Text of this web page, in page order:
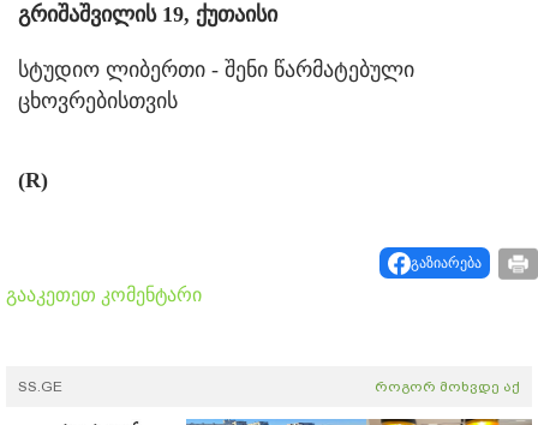
გრიშაშვილის 19, ქუთაისი
სტუდიო ლიბერთი - შენი წარმატებული
ცხოვრებისთვის
(R)
გაზიარება
გააკეთეთ კომენტარი
SS.GE როგორ მოხვდე აქ